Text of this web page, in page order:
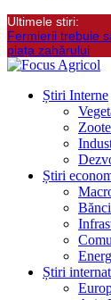
Ultimele stiri:
Fermierii trebuie
piața zahărului
Știri Interne
Știri
Știri